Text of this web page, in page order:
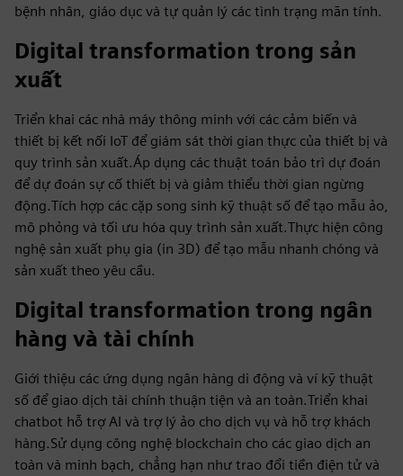
bệnh nhân, giáo dục và tự quản lý các tình trạng mãn tính.
Digital transformation trong sản
xuất
Triển khai các nhà máy thông minh với các cảm biến và
thiết bị kết nối IoT để giám sát thời gian thực của thiết bị và
quy trình sản xuất.Áp dụng các thuật toán bảo trì dự đoán
để dự đoán sự cố thiết bị và giảm thiểu thời gian ngừng
động.Tích hợp các cặp song sinh kỹ thuật số để tạo mẫu ảo,
mô phỏng và tối ưu hóa quy trình sản xuất.Thực hiện công
nghệ sản xuất phụ gia (in 3D) để tạo mẫu nhanh chóng và
sản xuất theo yêu cầu.
Digital transformation trong ngân
hàng và tài chính
Giới thiệu các ứng dụng ngân hàng di động và ví kỹ thuật
số để giao dịch tài chính thuận tiện và an toàn.Triển khai
chatbot hỗ trợ AI và trợ lý ảo cho dịch vụ và hỗ trợ khách
hàng.Sử dụng công nghệ blockchain cho các giao dịch an
toàn và minh bạch, chẳng hạn như trao đổi tiền điện tử và